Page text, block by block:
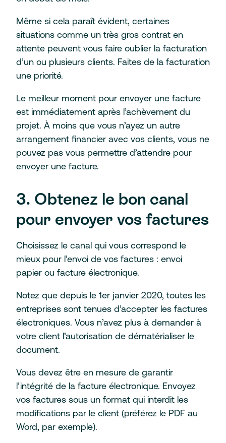
Même si cela paraît évident, certaines
situations comme un très gros contrat en
attente peuvent vous faire oublier la facturation
d’un ou plusieurs clients. Faites de la facturation
une priorité.
Le meilleur moment pour envoyer une facture
est immédiatement après l’achèvement du
projet. À moins que vous n’ayez un autre
arrangement financier avec vos clients, vous ne
pouvez pas vous permettre d’attendre pour
envoyer une facture.
3. Obtenez le bon canal
pour envoyer vos factures
Choisissez le canal qui vous correspond le
mieux pour l’envoi de vos factures : envoi
papier ou facture électronique.
Notez que depuis le 1er janvier 2020, toutes les
entreprises sont tenues d’accepter les factures
électroniques. Vous n’avez plus à demander à
votre client l’autorisation de dématérialiser le
document.
Vous devez être en mesure de garantir
l’intégrité de la facture électronique. Envoyez
vos factures sous un format qui interdit les
modifications par le client (préférez le PDF au
Word, par exemple).